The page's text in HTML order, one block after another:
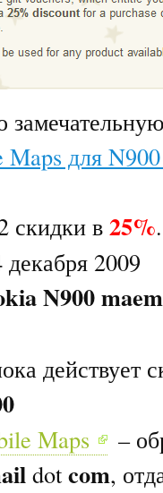
Maps для
скидки в 25%.
2009
N900
действует
Maps
–
dot com,